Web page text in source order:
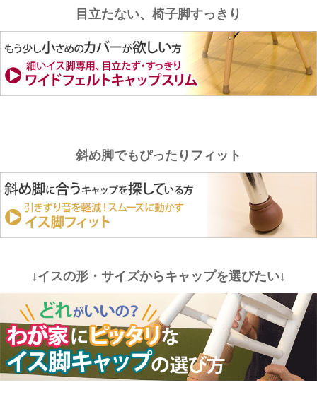
目立たない、椅子脚すっきり
斜め脚でもぴったりフィット
↓イスの形・サイズからキャップを選びたい↓